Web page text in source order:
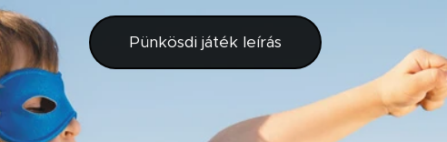
Pünkösdi játék leírás